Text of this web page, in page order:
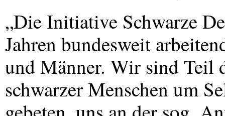
„Die Initiative Schwarze
Jahren bundesweit
und Männer. Wir sind Teil
schwarzer Menschen um